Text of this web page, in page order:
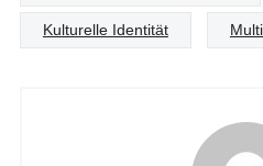
Kulturelle Identität